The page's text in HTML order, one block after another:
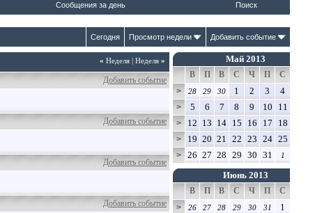
Сообщения за день Поиск
Сегодня Просмотр недели Добавить событие
« Неделя | Неделя »
Добавить событие
Добавить событие
Добавить событие
Добавить событие
Май 2013
В П В С Ч П
С
>
28 29 30 1 2 3 4
> 5 6 7 8 9 10 11
> 12 13 14 15 16 17 18
> 19 20 21 22 23 24 25
> 26 27 28 29 30 31 1
Июнь 2013
В П В С Ч П
С
>
26 27 28 29 30 31 1